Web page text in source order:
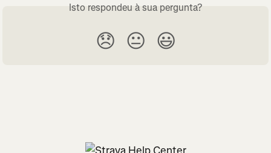
Isto respondeu à sua pergunta?
😞 😐 😃